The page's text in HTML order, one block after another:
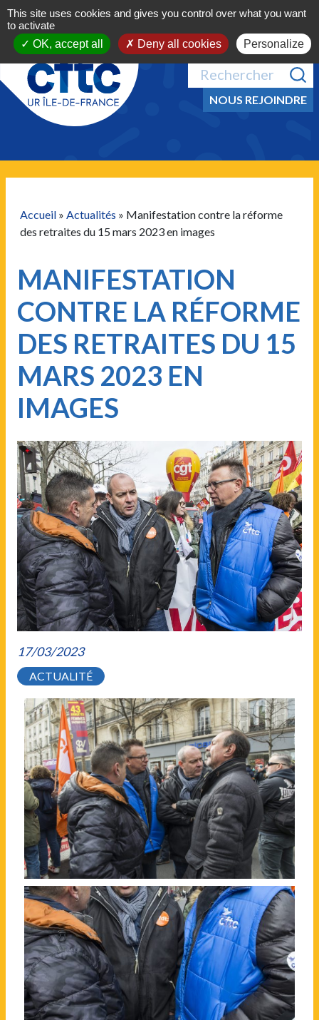
Aller au contenu
NOUS REJOINDRE
Accueil » Actualités » Manifestation contre la réforme
des retraites du 15 mars 2023 en images
MANIFESTATION
CONTRE LA RÉFORME
DES RETRAITES DU 15
MARS 2023 EN
IMAGES
17/03/2023
ACTUALITÉ
This site uses cookies and gives you control over what you want
to activate
OK, accept all
Deny all cookies Personalize